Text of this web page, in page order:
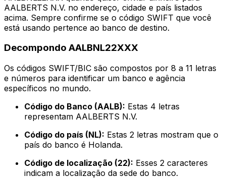
AALBERTS N.V. no endereço, cidade e país listados
acima. Sempre confirme se o código SWIFT que você
está usando pertence ao banco de destino.
Decompondo AALBNL22XXX
Os códigos SWIFT/BIC são compostos por 8 a 11 letras
e números para identificar um banco e agência
específicos no mundo.
Código do Banco (AALB): Estas 4 letras
representam AALBERTS N.V.
Código do país (NL): Estas 2 letras mostram que o
país do banco é Holanda.
Código de localização (22): Esses 2 caracteres
indicam a localização da sede do banco.